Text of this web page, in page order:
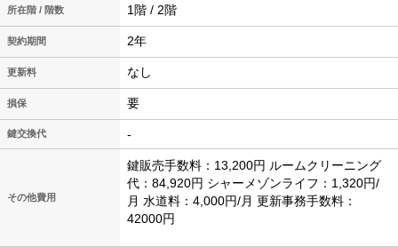
所在階 / 階数 1階 / 2階
契約期間 2年
更新料 なし
損保 要
鍵交換代 -
その他費用
鍵販売手数料：13,200円 ルームクリーニング
代：84,920円 シャーメゾンライフ：1,320円/
月 水道料：4,000円/月 更新事務手数料：
42000円